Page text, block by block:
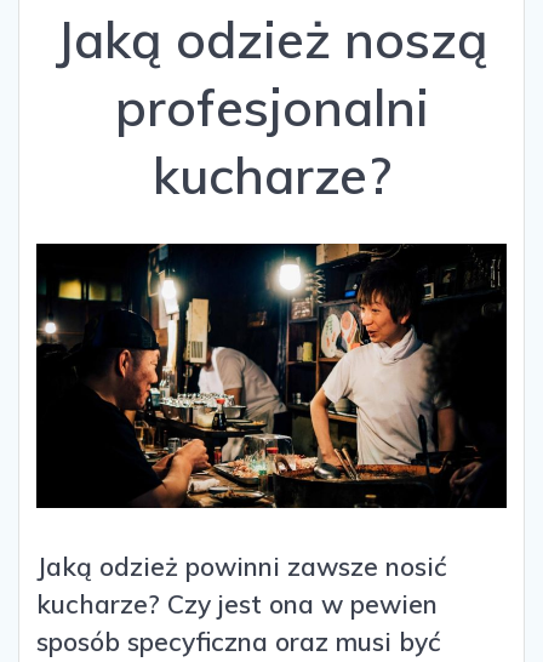
Jaką odzież noszą
profesjonalni
kucharze?
Jaką odzież powinni zawsze nosić
kucharze? Czy jest ona w pewien
sposób specyficzna oraz musi być